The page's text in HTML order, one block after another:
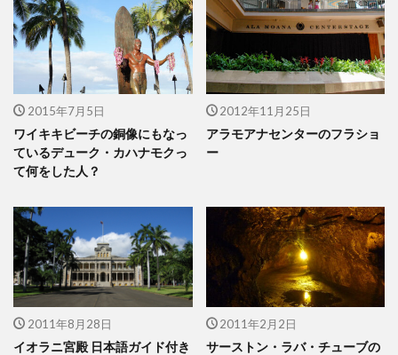
2015年7月5日
ワイキキビーチの銅像にもなっ
ているデューク・カハナモクっ
て何をした人？
2012年11月25日
アラモアナセンターのフラショ
ー
2011年8月28日
イオラニ宮殿 日本語ガイド付き
2011年2月2日
サーストン・ラバ・チューブの